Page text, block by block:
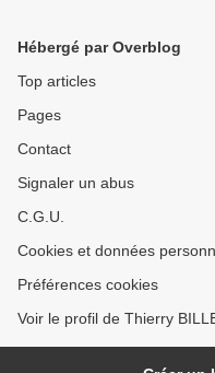
Hébergé par Overblog
Top articles
Pages
Contact
Signaler un abus
C.G.U.
Cookies et données
Préférences cookies
Voir le profil de Thierry